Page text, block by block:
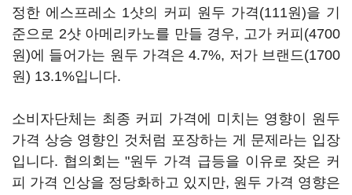
정한 에스프레소 1샷의 커피 원두 가격(111원)을 기
준으로 2샷 아메리카노를 만들 경우, 고가 커피(4700
원)에 들어가는 원두 가격은 4.7%, 저가 브랜드(1700
원) 13.1%입니다.
소비자단체는 최종 커피 가격에 미치는 영향이 원두
가격 상승 영향인 것처럼 포장하는 게 문제라는 입장
입니다. 협의회는 "원두 가격 급등을 이유로 잦은 커
피 가격 인상을 정당화하고 있지만, 원두 가격 영향은